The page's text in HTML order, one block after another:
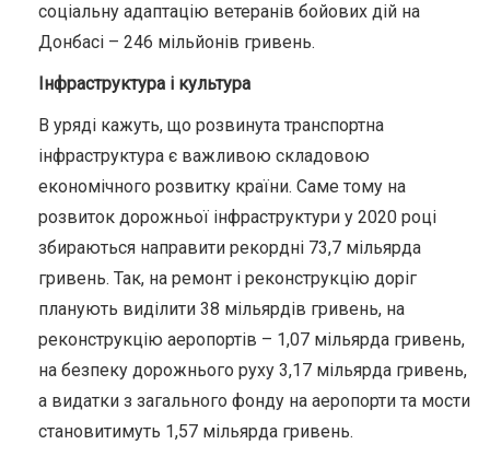
соціальну адаптацію ветеранів бойових дій на
Донбасі – 246 мільйонів гривень.
Інфраструктура і культура
В уряді кажуть, що розвинута транспортна
інфраструктура є важливою складовою
економічного розвитку країни. Саме тому на
розвиток дорожньої інфраструктури у 2020 році
збираються направити рекордні 73,7 мільярда
гривень. Так, на ремонт і реконструкцію доріг
планують виділити 38 мільярдів гривень, на
реконструкцію аеропортів – 1,07 мільярда гривень,
на безпеку дорожнього руху 3,17 мільярда гривень,
а видатки з загального фонду на аеропорти та мости
становитимуть 1,57 мільярда гривень.